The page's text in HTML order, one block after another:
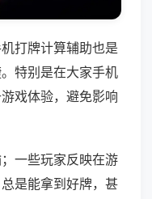
打牌计算辅助也是
特别是在大家手机
戏体验，避免影响
一些玩家反映在游
是能拿到好牌，甚